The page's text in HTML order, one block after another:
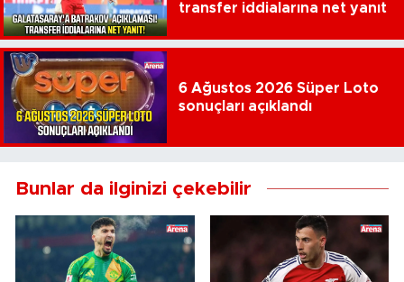
transfer iddialarına net yanıt
6 Ağustos 2026 Süper Loto
sonuçları açıklandı
Bunlar da ilginizi çekebilir